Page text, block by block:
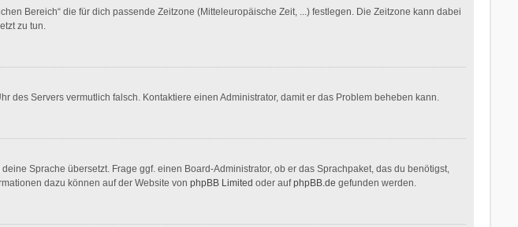
Bereich“ die für dich passende Zeitzone (Mitteleuropäische Zeit, ...) festlegen. Die Zeitzone kann dabei
zu tun.
des Servers vermutlich falsch. Kontaktiere einen Administrator, damit er das Problem beheben kann.
Sprache übersetzt. Frage ggf. einen Board-Administrator, ob er das Sprachpaket, das du benötigst,
dazu können auf der Website von phpBB Limited oder aufphpBB.de gefunden werden.